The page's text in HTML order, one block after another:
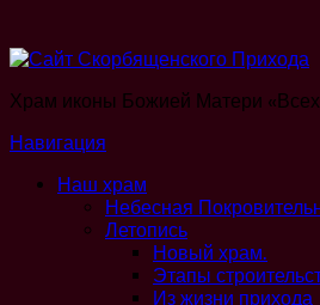
Храм иконы Божией Матери
Навигация
Наш храм
Небесная
Летопись
Новый храм.
Этапы
Из жизни прихода